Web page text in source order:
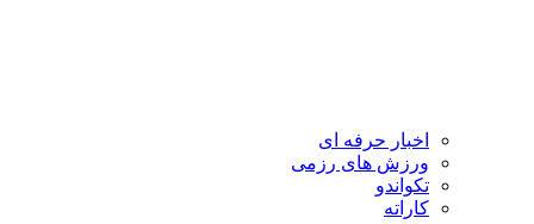
اخبار حرفه ای
ورزش های رزمی
تکواندو
کاراته